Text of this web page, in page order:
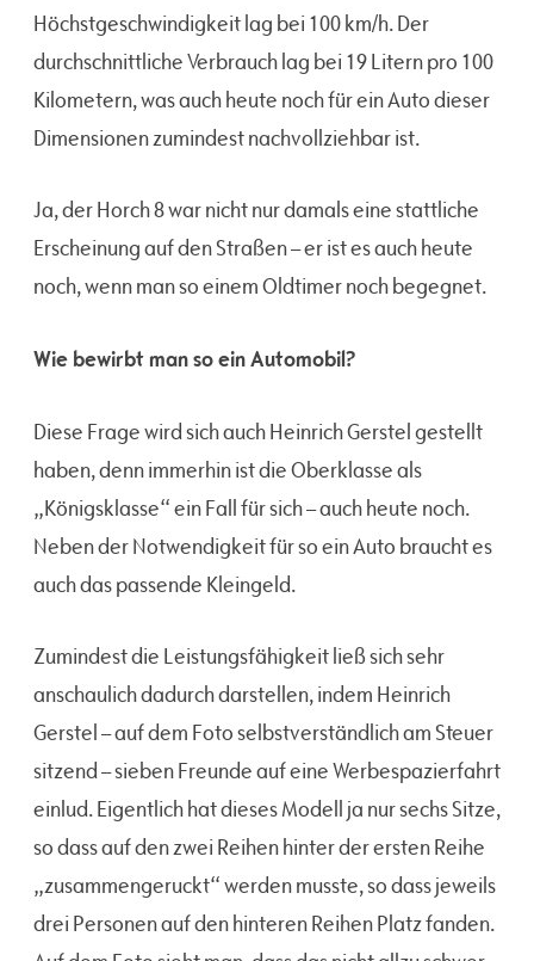
Höchstgeschwindigkeit lag bei 100 km/h. Der
durchschnittliche Verbrauch lag bei 19 Litern pro 100
Kilometern, was auch heute noch für ein Auto dieser
Dimensionen zumindest nachvollziehbar ist.
Ja, der Horch 8 war nicht nur damals eine stattliche
Erscheinung auf den Straßen – er ist es auch heute
noch, wenn man so einem Oldtimer noch begegnet.
Wie bewirbt man so ein Automobil?
Diese Frage wird sich auch Heinrich Gerstel gestellt
haben, denn immerhin ist die Oberklasse als
„Königsklasse“ ein Fall für sich – auch heute noch.
Neben der Notwendigkeit für so ein Auto braucht es
auch das passende Kleingeld.
Zumindest die Leistungsfähigkeit ließ sich sehr
anschaulich dadurch darstellen, indem Heinrich
Gerstel – auf dem Foto selbstverständlich am Steuer
sitzend – sieben Freunde auf eine Werbespazierfahrt
einlud. Eigentlich hat dieses Modell ja nur sechs Sitze,
so dass auf den zwei Reihen hinter der ersten Reihe
„zusammengeruckt“ werden musste, so dass jeweils
drei Personen auf den hinteren Reihen Platz fanden.